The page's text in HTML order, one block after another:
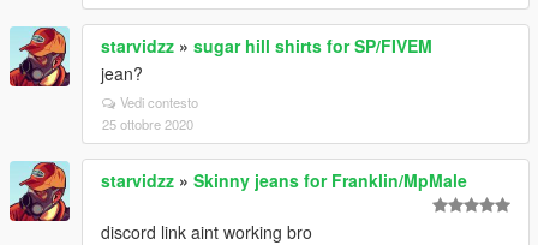
starvidzz » sugar hill shirts for SP/FIVEM
jean?
Vedi contesto
25 ottobre 2020
starvidzz » Skinny jeans for Franklin/MpMale
discord link aint working bro